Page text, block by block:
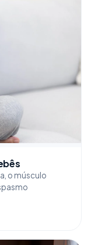
o músculo